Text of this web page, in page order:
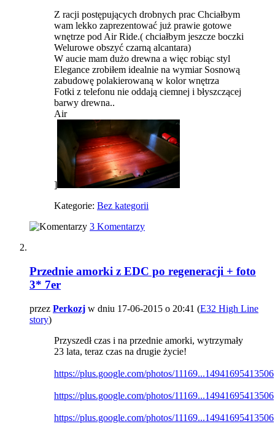
Z racji postępujących drobnych prac Chciałbym
wam lekko zaprezentować już prawie gotowe
wnętrze pod Air Ride.( chciałbym jeszcze boczki
Welurowe obszyć czarną alcantara)
W aucie mam dużo drewna a więc robiąc styl
Elegance zrobiłem idealnie na wymiar Sosnową
zabudowę polakierowaną w kolor wnętrza
Fotki z telefonu nie oddają ciemnej i błyszczącej
barwy drewna..
Air
]
Kategorie: Bez kategorii
3 Komentarzy
Przednie amorki z EDC po regeneracji + foto
3* 7er
przez Perkozj w dniu 17-06-2015 o 20:41 (E32 High Line
story)
Przyszedł czas i na przednie amorki, wytrzymały
23 lata, teraz czas na drugie życie!
https://plus.google.com/photos/11169...14941695413506
https://plus.google.com/photos/11169...14941695413506
https://plus.google.com/photos/11169...14941695413506